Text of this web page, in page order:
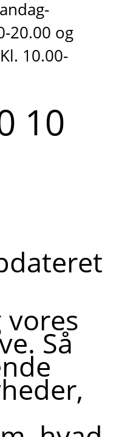
20.00 og
10.00-
10
Så